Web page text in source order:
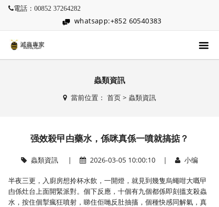
電話：00852 37264282
whatsapp:+852 60540383
蟲類資訊
當前位置： 首页> 蟲類資訊
强效殺曱甴藥水，係咪真係一噴就搞掂？
蟲類資訊| 2026-03-05 10:00:10 | 小编
半夜三更，入廚房想拎杯水飲，一開燈，就見到幾隻烏蠅咁大嘅曱
甴係灶台上面開緊派對。個下反應，十個有九個都係即刻搵支殺蟲
水，按住個掣瘋狂噴射，睇住佢哋反肚抽搐，個種快感同解氣，真